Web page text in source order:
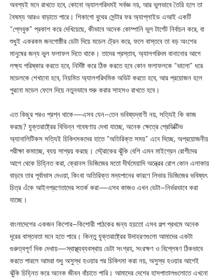
অবশ্যই মনে রাখতে হবে, কোনো অ্যালগরিদমই সর্বজ্ঞ নয়, আর ভুলভাবে তৈরি হলে তা
বৈষম্য আরও বাড়াতে পারে। শিকাগো বুথের সেন্টার ফর অ্যাপ্লাইড এআই একটি
“প্লেবুক” প্রকাশ করে দেখিয়েছে, কীভাবে অনেক কোম্পানি ভুল টার্গেট নির্বাচন করে, বা
শুধুই একরকম জনগোষ্ঠীর ডেটা দিয়ে মডেল ট্রেন করে, ফলে বাস্তবে তা বড় অংশের
মানুষের জন্য ভুল ফলাফল দিতে থাকে। তাদের প্রস্তাব, অ্যালগরিদম বানানোর আগে
লক্ষ্য পরিষ্কার করতে হবে, নির্দিষ্ট করে ঠিক করতে হবে কোন ফলাফলকে “ভালো” ধরে
মডেলকে শেখানো হবে, নিয়মিত অ্যালগরিদমিক অডিট করতে হবে, আর প্রয়োজন হলে
পুরনো মডেল ফেলে দিয়ে নতুনভাবে শুরু করার সাহসও রাখতে হবে।
এত কিছুর পরও প্রশ্ন থাকে—এসব যেন–তেন ভবিষ্যদ্বাণী নয়, সত্যিই কি কাজ
করছে? যুক্তরাষ্ট্রের বিভিন্ন গবেষণায় দেখা যাচ্ছে, অনেক ক্ষেত্রে প্রেডিক্টিভ
অ্যানালিটিকস সত্যিই চিকিৎসকদের হাতে “অতিরিক্ত সময়” এনে দিচ্ছে, অপ্রয়োজনীয়
পরীক্ষা কমাচ্ছে, ব্যয় সাশ্রয় করছে। স্ট্রোকের ঝুঁকি বেশি এমন মাইগ্রেন রোগীদের
আগে থেকে চিহ্নিত করা, ক্রোনস ডিজিজের মতো দীর্ঘমেয়াদি অন্ত্রের রোগ কোন এলাকায়
বাড়বে তার পূর্বাভাস দেওয়া, কিংবা অতিরিক্ত মদ্যপানের কারণে লিভার ডিজিজের ভবিষ্যৎ
চিত্র এঁকে আইনপ্রণেতাদের সতর্ক করা—এসব কাজও এখন ডেটা–নির্ভরভাবে করা
যাচ্ছে।
বাংলাদেশের একজন কিশোর–কিশোরী পাঠকের জন্য হয়তো এসব গল্প প্রথমে অনেক
দূরের বাস্তবতা মনে হতে পারে। কিন্তু যুক্তরাষ্ট্রের উদাহরণগুলো আমাদের একটা
গুরুত্বপূর্ণ দিক দেখায়—স্বাস্থ্যব্যবস্থায় ডেটা সংগ্রহ, সংরক্ষণ ও বিশ্লেষণ ঠিকভাবে
করতে পারলে আমরা শুধু অসুস্থ হওয়ার পর চিকিৎসা করা নয়, অসুস্থ হওয়ার আগেই
ঝুঁকি চিহ্নিত করে অনেক জীবন বাঁচাতে পারি। আমাদের দেশের হাসপাতালগুলোতে এখনো